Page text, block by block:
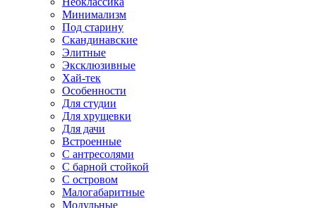
Минимализм
Под старину
Скандинавские
Элитные
Эксклюзивные
Хай-тек
Особенности
Для студии
Для хрущевки
Для дачи
Встроенные
С антресолями
С барной стойкой
С островом
Малогабаритные
Модульные